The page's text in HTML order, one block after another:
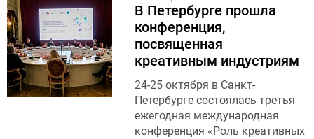
В Петербурге прошла
конференция,
посвященная
креативным индустриям
24-25 октября в Санкт-
Петербурге состоялась третья
ежегодная международная
конференция «Роль креативных